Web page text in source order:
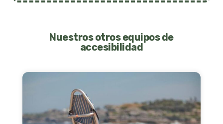
Nuestros otros equipos de
accesibilidad